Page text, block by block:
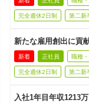
完全週休2日制 第二新
新たな雇用創出に貢
新着 正社員 職種
完全週休2日制 第二新
入社1年目年収1213